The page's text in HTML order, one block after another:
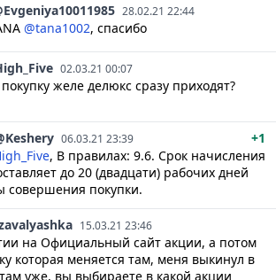
28.02.21 22:44
@tana1002, спасибо
02.03.21 00:07
желе делюкс сразу приходят?
06.03.21 23:39
+1
, В правилах: 9.6. Срок начисления
до 20 (двадцати) рабочих дней
совершения покупки.
15.03.21 23:46
на Официальный сайт акции, а потом
которая меняется там, меня выкинул в
уже, вы выбираете в какой акции